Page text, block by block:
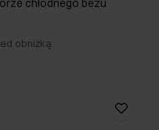
chłodnego beżu
obniżką